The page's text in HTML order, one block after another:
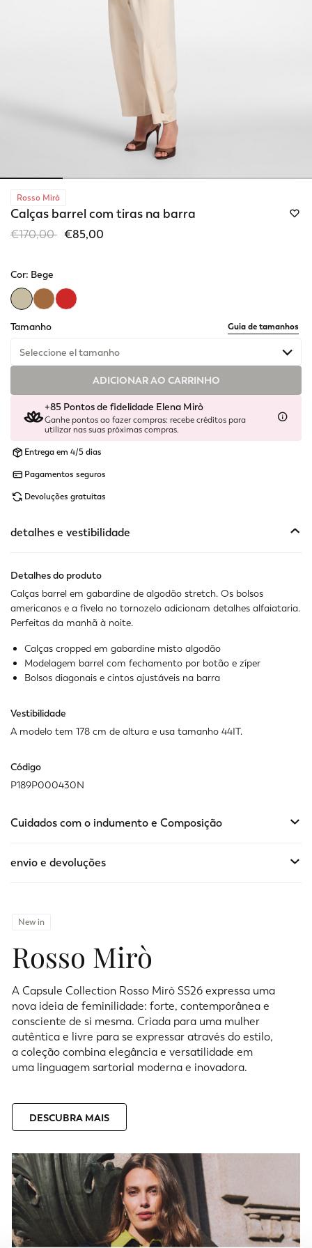
Rosso Mirò
Calças barrel com tiras na barra
Price reduced from
€170,00to€85,00
Cor: Bege
Tamanho
Guia de tamanhos
Seleccione el tamanho
Disponível
IndisponívelMostrar artigos semelhantes
Indisponível
ADICIONAR AO CARRINHO
+85 Pontos de fidelidade Elena Mirò
Ganhe pontos ao fazer compras: recebe créditos para
utilizar nas suas próximas compras.
Entrega em 4/5 dias
Pagamentos seguros
Devoluções gratuitas
detalhes e vestibilidade
Detalhes do produto
Calças barrel em gabardine de algodão stretch. Os bolsos
americanos e a fivela no tornozelo adicionam detalhes alfaiataria.
Perfeitas da manhã à noite.
Calças cropped em gabardine misto algodão
Modelagem barrel com fechamento por botão e zíper
Bolsos diagonais e cintos ajustáveis na barra
Vestibilidade
A modelo tem 178 cm de altura e usa tamanho 44IT.
Código
P189P000430N
Cuidados com o indumento e Composição
envio e devoluções
New in
Rosso Mirò
A Capsule Collection Rosso Mirò SS26 expressa uma
nova ideia de feminilidade: forte, contemporânea e
consciente de si mesma. Criada para uma mulher
autêntica e livre para se expressar através do estilo,
a coleção combina elegância e versatilidade em
uma linguagem sartorial moderna e inovadora.
DESCUBRA MAIS